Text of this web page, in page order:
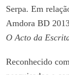
Serpa. Em
Amdora BD
O Acto da
Reconhecido